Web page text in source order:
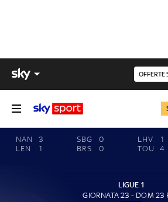
OFFERTE
NAN
3
LEN
1
SBG
0
BRS
0
LHV
1
TOU
4
LIGUE 1
GIORNATA 23 - DOM 23